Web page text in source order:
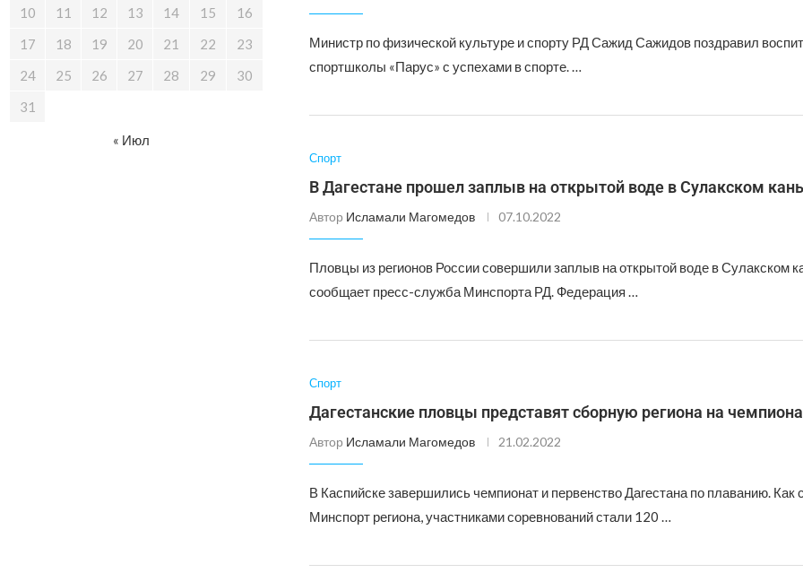
Министр по физической культуре и спорту РД Сажид Сажидов поздравил
спортшколы «Парус» с успехами в спорте. …
Спорт
В Дагестане прошел заплыв на открытой воде в Сулакском
Автор Исламали Магомедов 07.10.2022
Пловцы из регионов России совершили заплыв на открытой воде в Сулакском
сообщает пресс-служба Минспорта РД. Федерация …
Спорт
Дагестанские пловцы представят сборную региона на
Автор Исламали Магомедов 21.02.2022
В Каспийске завершились чемпионат и первенство Дагестана по плаванию. Как
Минспорт региона, участниками соревнований стали 120 …
10
11 12 13 14 15
16
17
18 19 20 21 22
23
24
25 26 27 28 29
30
31
« Июл